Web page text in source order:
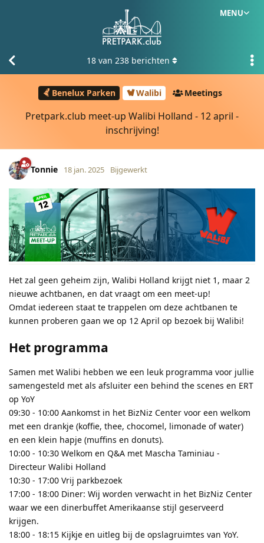
MENU
Benelux Parken Walibi Meetings
Pretpark.club meet-up Walibi Holland - 12 april -
inschrijving!
18 van 238 berichten
Tonnie 18 jan. 2025 Bijgewerkt
Het zal geen geheim zijn, Walibi Holland krijgt niet 1, maar 2
nieuwe achtbanen, en dat vraagt om een meet-up!
Omdat iedereen staat te trappelen om deze achtbanen te
kunnen proberen gaan we op 12 April op bezoek bij Walibi!
Het programma
Samen met Walibi hebben we een leuk programma voor jullie
samengesteld met als afsluiter een behind the scenes en ERT
op YoY
09:30 - 10:00 Aankomst in het BizNiz Center voor een welkom
met een drankje (koffie, thee, chocomel, limonade of water)
en een klein hapje (muffins en donuts).
10:00 - 10:30 Welkom en Q&A met Mascha Taminiau -
Directeur Walibi Holland
10:30 - 17:00 Vrij parkbezoek
17:00 - 18:00 Diner: Wij worden verwacht in het BizNiz Center
waar we een dinerbuffet Amerikaanse stijl geserveerd
krijgen.
18:00 - 18:15 Kijkje en uitleg bij de opslagruimtes van YoY.